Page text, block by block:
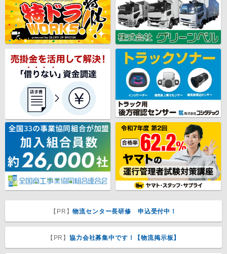
【PR】物流センター長研修 申込受付中！
【PR】協力会社募集中です！【物流掲示板】